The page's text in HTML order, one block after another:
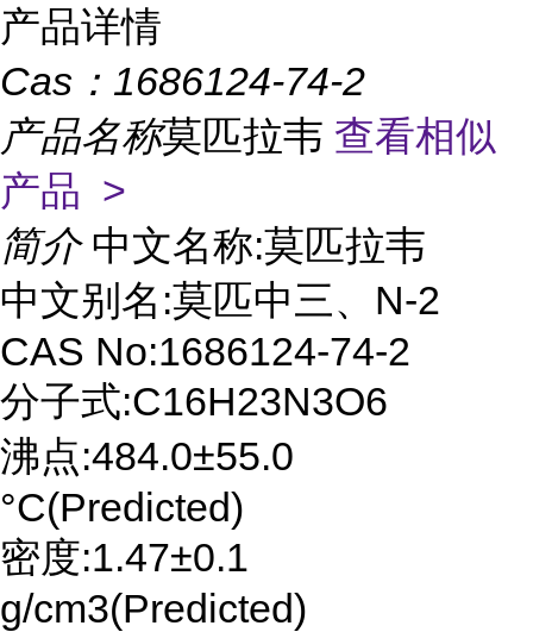
产品详情
Cas： 1686124-74-2
产品名称莫匹拉韦 查看相似
产品 >
简介 中文名称:莫匹拉韦
中文别名:莫匹中三、N-2
CAS No:1686124-74-2
分子式:C16H23N3O6
沸点:484.0±55.0
°C(Predicted)
密度:1.47±0.1
g/cm3(Predicted)